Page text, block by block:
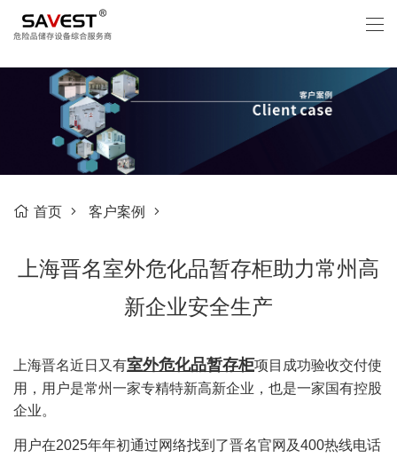
首页 客户案例
上海晋名室外危化品暂存柜助力常州高
新企业安全生产
上海晋名近日又有室外危化品暂存柜项目成功验收交付使
用，用户是常州一家专精特新高新企业，也是一家国有控股
企业。
用户在2025年年初通过网络找到了晋名官网及400热线电话